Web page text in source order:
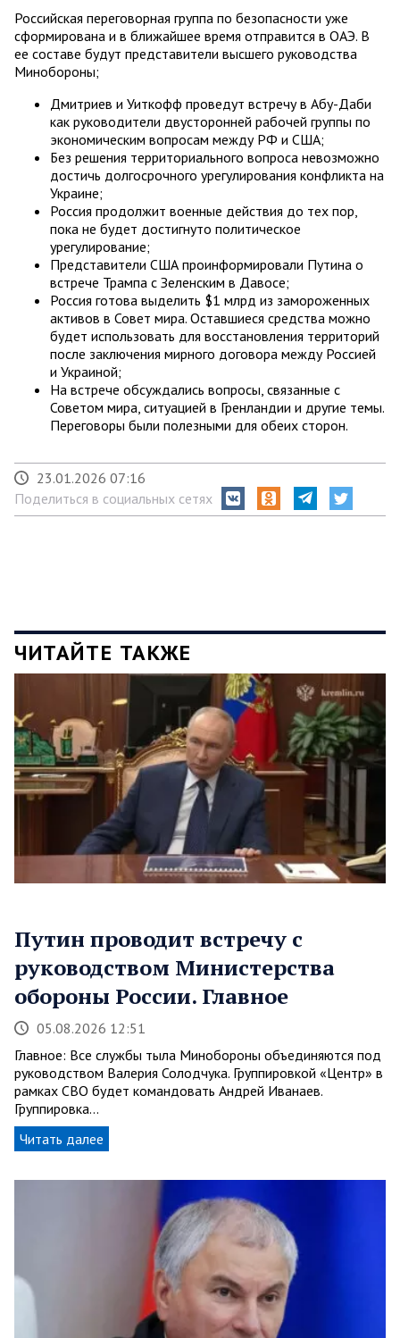
Российская переговорная группа по безопасности уже
сформирована и в ближайшее время отправится в ОАЭ. В
ее составе будут представители высшего руководства
Минобороны;
Дмитриев и Уиткофф проведут встречу в Абу-Даби
как руководители двусторонней рабочей группы по
экономическим вопросам между РФ и США;
Без решения территориального вопроса невозможно
достичь долгосрочного урегулирования конфликта на
Украине;
Россия продолжит военные действия до тех пор,
пока не будет достигнуто политическое
урегулирование;
Представители США проинформировали Путина о
встрече Трампа с Зеленским в Давосе;
Россия готова выделить $1 млрд из замороженных
активов в Совет мира. Оставшиеся средства можно
будет использовать для восстановления территорий
после заключения мирного договора между Россией
и Украиной;
На встрече обсуждались вопросы, связанные с
Советом мира, ситуацией в Гренландии и другие темы.
Переговоры были полезными для обеих сторон.
23.01.2026 07:16
Поделиться в социальных сетях
ЧИТАЙТЕ ТАКЖЕ
Путин проводит встречу с
руководством Министерства
обороны России. Главное
05.08.2026 12:51
Главное: Все службы тыла Минобороны объединяются под
руководством Валерия Солодчука. Группировкой «Центр» в
рамках СВО будет командовать Андрей Иванаев.
Группировка…
Читать далее